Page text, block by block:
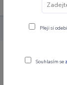
Upínací
Šrouby do
Přeji si
Souhlasím se